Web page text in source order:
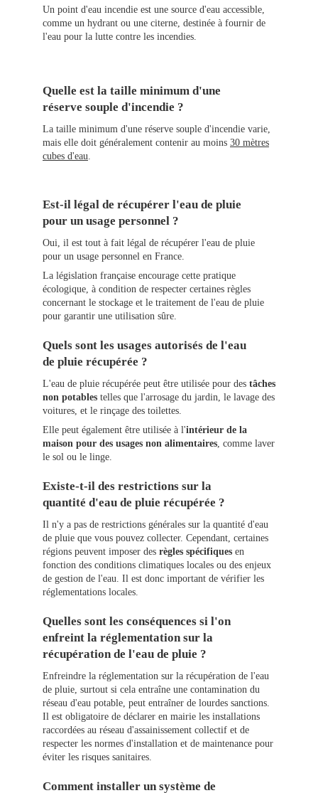
Un point d'eau incendie est une source d'eau accessible,
comme un hydrant ou une citerne, destinée à fournir de
l'eau pour la lutte contre les incendies.
Quelle est la taille minimum d'une
réserve souple d'incendie ?
La taille minimum d'une réserve souple d'incendie varie,
mais elle doit généralement contenir au moins 30 mètres
cubes d'eau.
Est-il légal de récupérer l'eau de pluie
pour un usage personnel ?
Oui, il est tout à fait légal de récupérer l'eau de pluie
pour un usage personnel en France.
La législation française encourage cette pratique
écologique, à condition de respecter certaines règles
concernant le stockage et le traitement de l'eau de pluie
pour garantir une utilisation sûre.
Quels sont les usages autorisés de l'eau
de pluie récupérée ?
L'eau de pluie récupérée peut être utilisée pour des tâches
non potables telles que l'arrosage du jardin, le lavage des
voitures, et le rinçage des toilettes.
Elle peut également être utilisée à l'intérieur de la
maison pour des usages non alimentaires, comme laver
le sol ou le linge.
Existe-t-il des restrictions sur la
quantité d'eau de pluie récupérée ?
Il n'y a pas de restrictions générales sur la quantité d'eau
de pluie que vous pouvez collecter. Cependant, certaines
régions peuvent imposer des règles spécifiques en
fonction des conditions climatiques locales ou des enjeux
de gestion de l'eau. Il est donc important de vérifier les
réglementations locales.
Quelles sont les conséquences si l'on
enfreint la réglementation sur la
récupération de l'eau de pluie ?
Enfreindre la réglementation sur la récupération de l'eau
de pluie, surtout si cela entraîne une contamination du
réseau d'eau potable, peut entraîner de lourdes sanctions.
Il est obligatoire de déclarer en mairie les installations
raccordées au réseau d'assainissement collectif et de
respecter les normes d'installation et de maintenance pour
éviter les risques sanitaires.
Comment installer un système de